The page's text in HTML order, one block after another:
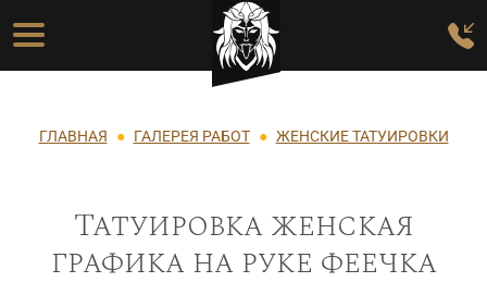
Перейти к основному содержанию
Основная навигация
Строка навигации
ГЛАВНАЯ ГАЛЕРЕЯ РАБОТ ЖЕНСКИЕ ТАТУИРОВКИ
Татуировка женская
графика на руке феечка